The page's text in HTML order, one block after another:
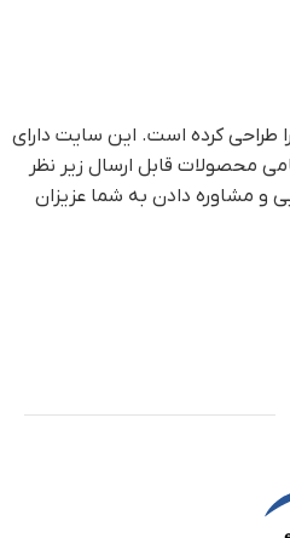
را طراحی کرده است. این سایت دارای
محصولات قابل ارسال زیر نظر
و مشاوره دادن به شما عزیزان